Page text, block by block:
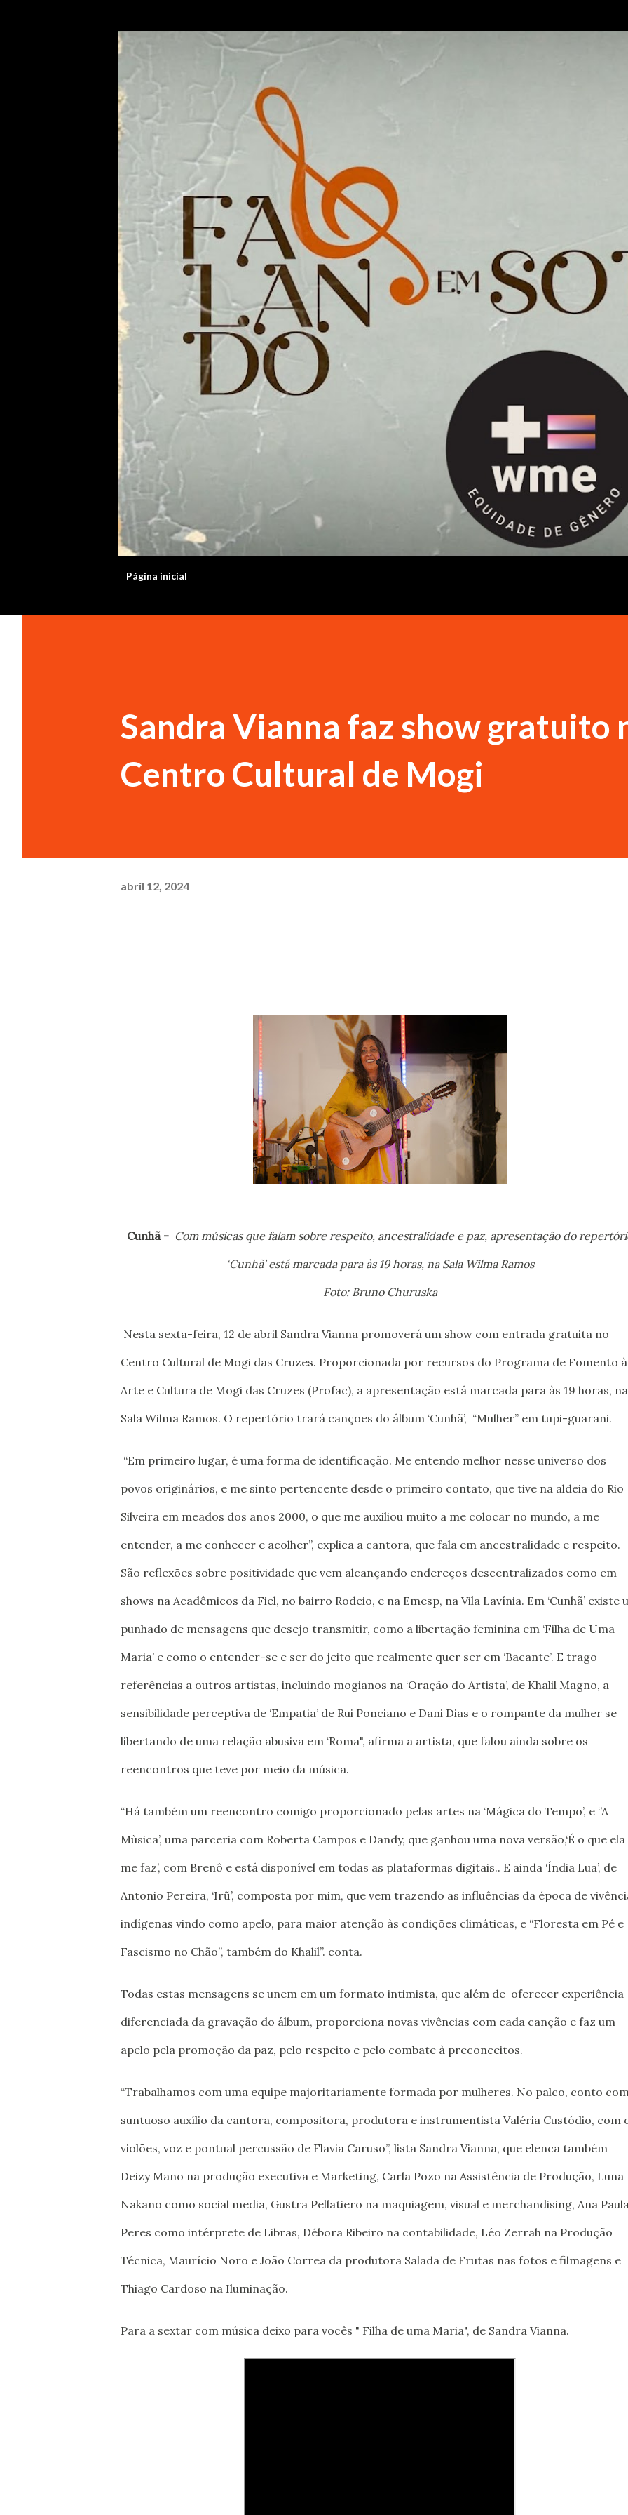
Página inicial
Sandra Vianna faz show gratuito
Centro Cultural de Mogi
abril 12, 2024
Cunhã - Com músicas que falam sobre respeito, ancestralidade e paz, apresentação do
‘Cunhã’ está marcada para às 19 horas, na Sala Wilma Ramos
Foto: Bruno Churuska
Nesta sexta-feira, 12 de abril Sandra Vianna promoverá um show com entrada gratuita no
Centro Cultural de Mogi das Cruzes. Proporcionada por recursos do Programa de Fomento à
Arte e Cultura de Mogi das Cruzes (Profac), a apresentação está marcada para às 19 horas, na
Sala Wilma Ramos. O repertório trará canções do álbum ‘Cunhã’, “Mulher” em tupi-guarani.
“Em primeiro lugar, é uma forma de identificação. Me entendo melhor nesse universo dos
povos originários, e me sinto pertencente desde o primeiro contato, que tive na aldeia do Rio
Silveira em meados dos anos 2000, o que me auxiliou muito a me colocar no mundo, a me
entender, a me conhecer e acolher”, explica a cantora, que fala em ancestralidade e respeito.
São reflexões sobre positividade que vem alcançando endereços descentralizados como em
shows na Acadêmicos da Fiel, no bairro Rodeio, e na Emesp, na Vila Lavínia. Em ‘Cunhã’ existe
punhado de mensagens que desejo transmitir, como a libertação feminina em ‘Filha de Uma
Maria’ e como o entender-se e ser do jeito que realmente quer ser em ‘Bacante’. E trago
referências a outros artistas, incluindo mogianos na ‘Oração do Artista’, de Khalil Magno, a
sensibilidade perceptiva de ‘Empatia’ de Rui Ponciano e Dani Dias e o rompante da mulher se
libertando de uma relação abusiva em ‘Roma", afirma a artista, que falou ainda sobre os
reencontros que teve por meio da música.
“Há também um reencontro comigo proporcionado pelas artes na ‘Mágica do Tempo’, e ‘’A
Mùsica’, uma parceria com Roberta Campos e Dandy, que ganhou uma nova versão,‘É o que ela
me faz’, com Brenô e está disponível em todas as plataformas digitais.. E ainda ‘Índia Lua’, de
Antonio Pereira, ‘Irũ’, composta por mim, que vem trazendo as influências da época de
indígenas vindo como apelo, para maior atenção às condições climáticas, e “Floresta em Pé e
Fascismo no Chão”, também do Khalil”. conta.
Todas estas mensagens se unem em um formato intimista, que além de oferecer experiência
diferenciada da gravação do álbum, proporciona novas vivências com cada canção e faz um
apelo pela promoção da paz, pelo respeito e pelo combate à preconceitos.
“Trabalhamos com uma equipe majoritariamente formada por mulheres. No palco, conto
suntuoso auxílio da cantora, compositora, produtora e instrumentista Valéria Custódio, com
violões, voz e pontual percussão de Flavia Caruso”, lista Sandra Vianna, que elenca também
Deizy Mano na produção executiva e Marketing, Carla Pozo na Assistência de Produção, Luna
Nakano como social media, Gustra Pellatiero na maquiagem, visual e merchandising, Ana
Peres como intérprete de Libras, Débora Ribeiro na contabilidade, Léo Zerrah na Produção
Técnica, Maurício Noro e João Correa da produtora Salada de Frutas nas fotos e filmagens e
Thiago Cardoso na Iluminação.
Para a sextar com música deixo para vocês " Filha de uma Maria", de Sandra Vianna.